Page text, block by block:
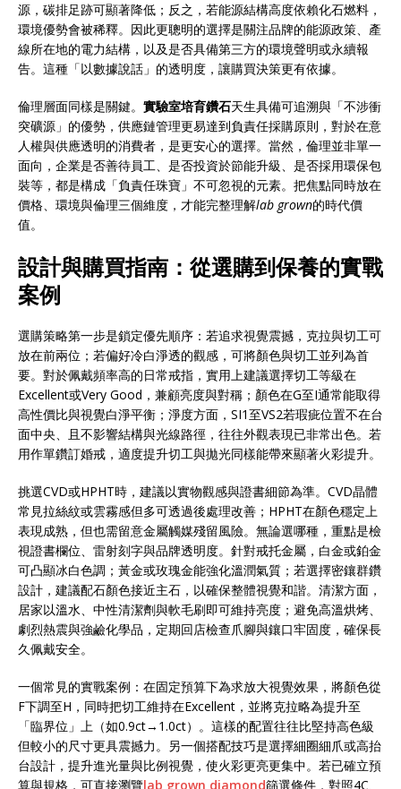
源，碳排足跡可顯著降低；反之，若能源結構高度依賴化石燃料，
環境優勢會被稀釋。因此更聰明的選擇是關注品牌的能源政策、產
線所在地的電力結構，以及是否具備第三方的環境聲明或永續報
告。這種「以數據說話」的透明度，讓購買決策更有依據。
倫理層面同樣是關鍵。 實驗室培育鑽石天生具備可追溯與「不涉衝
突礦源」的優勢，供應鏈管理更易達到負責任採購原則，對於在意
人權與供應透明的消費者，是更安心的選擇。當然，倫理並非單一
面向，企業是否善待員工、是否投資於節能升級、是否採用環保包
裝等，都是構成「負責任珠寶」不可忽視的元素。把焦點同時放在
價格、環境與倫理三個維度，才能完整理解lab grown的時代價
值。
設計與購買指南：從選購到保養的實戰
案例
選購策略第一步是鎖定優先順序：若追求視覺震撼，克拉與切工可
放在前兩位；若偏好冷白淨透的觀感，可將顏色與切工並列為首
要。對於佩戴頻率高的日常戒指，實用上建議選擇切工等級在
Excellent或Very Good，兼顧亮度與對稱；顏色在G至I通常能取得
高性價比與視覺白淨平衡；淨度方面，SI1至VS2若瑕疵位置不在台
面中央、且不影響結構與光線路徑，往往外觀表現已非常出色。若
用作單鑽訂婚戒，適度提升切工與拋光同樣能帶來顯著火彩提升。
挑選CVD或HPHT時，建議以實物觀感與證書細節為準。CVD晶體
常見拉絲紋或雲霧感但多可透過後處理改善；HPHT在顏色穩定上
表現成熟，但也需留意金屬觸媒殘留風險。無論選哪種，重點是檢
視證書欄位、雷射刻字與品牌透明度。針對戒托金屬，白金或鉑金
可凸顯冰白色調；黃金或玫瑰金能強化溫潤氣質；若選擇密鑲群鑽
設計，建議配石顏色接近主石，以確保整體視覺和諧。清潔方面，
居家以溫水、中性清潔劑與軟毛刷即可維持亮度；避免高溫烘烤、
劇烈熱震與強鹼化學品，定期回店檢查爪腳與鑲口牢固度，確保長
久佩戴安全。
一個常見的實戰案例：在固定預算下為求放大視覺效果，將顏色從
F下調至H，同時把切工維持在Excellent，並將克拉略為提升至
「臨界位」上（如0.9ct→1.0ct）。這樣的配置往往比堅持高色級
但較小的尺寸更具震撼力。另一個搭配技巧是選擇細圈細爪或高抬
台設計，提升進光量與比例視覺，使火彩更亮更集中。若已確立預
算與規格，可直接瀏覽lab grown diamond篩選條件，對照4C、